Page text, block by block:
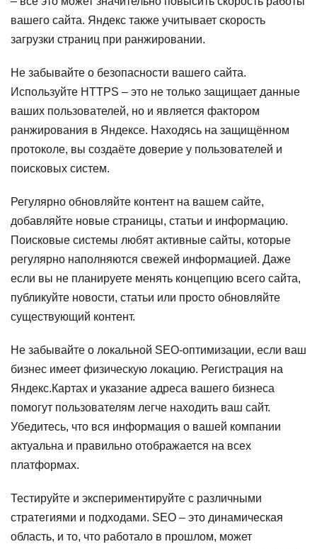
вашего сайта. Яндекс также учитывает скорость
загрузки страниц при ранжировании.
Не забывайте о безопасности вашего сайта.
Используйте HTTPS – это не только защищает данные
ваших пользователей, но и является фактором
ранжирования в Яндексе. Находясь на защищённом
протоколе, вы создаёте доверие у пользователей и
поисковых систем.
Регулярно обновляйте контент на вашем сайте,
добавляйте новые страницы, статьи и информацию.
Поисковые системы любят активные сайты, которые
регулярно наполняются свежей информацией. Даже
если вы не планируете менять концепцию всего сайта,
публикуйте новости, статьи или просто обновляйте
существующий контент.
Не забывайте о локальной SEO-оптимизации, если ваш
бизнес имеет физическую локацию. Регистрация на
Яндекс.Картах и указание адреса вашего бизнеса
помогут пользователям легче находить ваш сайт.
Убедитесь, что вся информация о вашей компании
актуальна и правильно отображается на всех
платформах.
Тестируйте и экспериментируйте с различными
стратегиями и подходами. SEO – это динамическая
область, и то, что работало в прошлом, может